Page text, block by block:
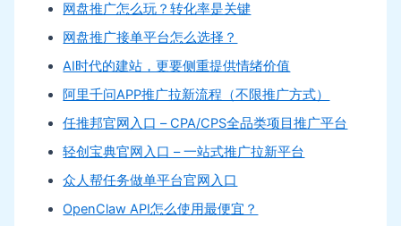
网盘推广怎么玩？转化率是关键
网盘推广接单平台怎么选择？
AI时代的建站，更要侧重提供情绪价值
阿里千问APP推广拉新流程（不限推广方式）
任推邦官网入口 – CPA/CPS全品类项目推广平台
轻创宝典官网入口 – 一站式推广拉新平台
众人帮任务做单平台官网入口
OpenClaw API怎么使用最便宜？